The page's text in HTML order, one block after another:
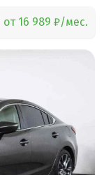
от 16 989 ₽/мес.